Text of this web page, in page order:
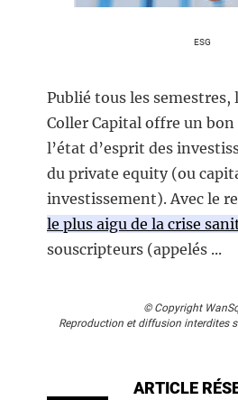
ESG
Publié tous les semestres,
Coller Capital offre un bon
l’état d’esprit des
du private equity (ou
investissement). Avec le
le plus aigu de la crise
souscripteurs (appelés ...
© Copyright
Reproduction et diffusion interdites
ARTICLE